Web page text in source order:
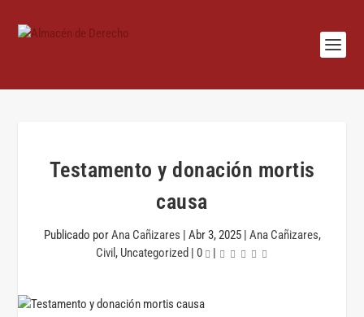
Testamento y donación mortis
causa
Publicado porAna Cañizares | Abr 3, 2025| Ana Cañizares,
Civil , Uncategorized | 0 |